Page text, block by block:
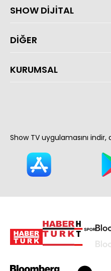
SHOW DİJİTAL
DİĞER
KURUMSAL
Show TV uygulamasını